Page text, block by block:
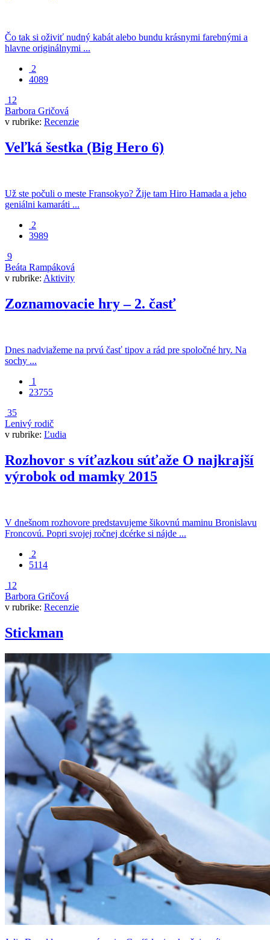
Čo tak si oživiť nudný kabát alebo bundu krásnymi farebnými a
hlavne originálnymi ...
2
4089
12
Barbora Gričová
v rubrike: Recenzie
Veľká šestka (Big Hero 6)
Už ste počuli o meste Fransokyo? Žije tam Hiro Hamada a jeho
geniálni kamaráti ...
2
3989
9
Beáta Rampáková
v rubrike: Aktivity
Zoznamovacie hry – 2. časť
Dnes nadviažeme na prvú časť tipov a rád pre spoločné hry. Na
sochy ...
1
23755
35
Lenivý rodič
v rubrike: Ľudia
Rozhovor s víťazkou súťaže O najkrajší
výrobok od mamky 2015
V dnešnom rozhovore predstavujeme šikovnú maminu Bronislavu
Froncovú. Popri svojej ročnej dcérke si nájde ...
2
5114
12
Barbora Gričová
v rubrike: Recenzie
Stickman